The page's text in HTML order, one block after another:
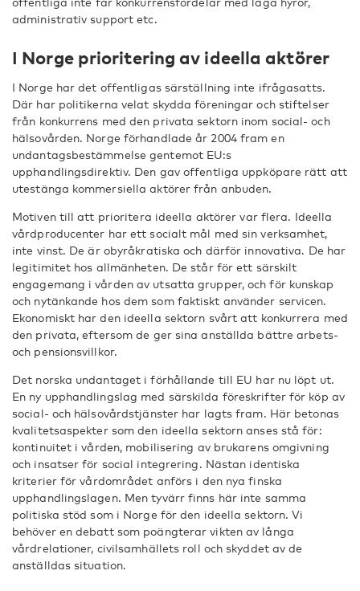
administrativ support etc.
I Norge prioritering av ideella aktörer
I Norge har det offentligas särställning inte ifrågasatts.
Där har politikerna velat skydda föreningar och stiftelser
från konkurrens med den privata sektorn inom social- och
hälsovården. Norge förhandlade år 2004 fram en
undantagsbestämmelse gentemot EU:s
upphandlingsdirektiv. Den gav offentliga uppköpare rätt att
utestänga kommersiella aktörer från anbuden.
Motiven till att prioritera ideella aktörer var flera. Ideella
vårdproducenter har ett socialt mål med sin verksamhet,
inte vinst. De är obyråkratiska och därför innovativa. De har
legitimitet hos allmänheten. De står för ett särskilt
engagemang i vården av utsatta grupper, och för kunskap
och nytänkande hos dem som faktiskt använder servicen.
Ekonomiskt har den ideella sektorn svårt att konkurrera med
den privata, eftersom de ger sina anställda bättre arbets-
och pensionsvillkor.
Det norska undantaget i förhållande till EU har nu löpt ut.
En ny upphandlingslag med särskilda föreskrifter för köp av
social- och hälsovårdstjänster har lagts fram. Här betonas
kvalitetsaspekter som den ideella sektorn anses stå för:
kontinuitet i vården, mobilisering av brukarens omgivning
och insatser för social integrering. Nästan identiska
kriterier för vårdområdet anförs i den nya finska
upphandlingslagen. Men tyvärr finns här inte samma
politiska stöd som i Norge för den ideella sektorn. Vi
behöver en debatt som poängterar vikten av långa
vårdrelationer, civilsamhällets roll och skyddet av de
anställdas situation.